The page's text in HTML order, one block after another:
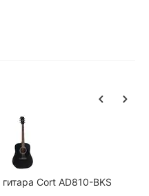
Акустическая